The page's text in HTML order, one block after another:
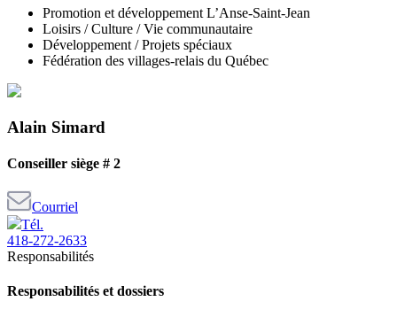
Promotion et développement L’Anse-Saint-Jean
Loisirs / Culture / Vie communautaire
Développement / Projets spéciaux
Fédération des villages-relais du Québec
Alain Simard
Conseiller siège # 2
Courriel
Tél.
418-272-2633
Responsabilités
Responsabilités et dossiers